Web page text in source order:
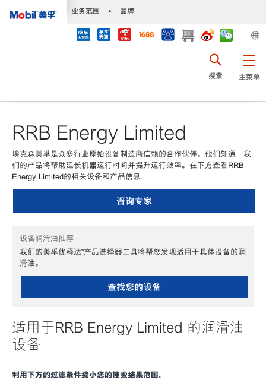
业务范围 • 品牌
主菜单
搜索
RRB Energy Limited
埃克森美孚是众多行业原始设备制造商信赖的合作伙伴。他们知道，我
们的产品将帮助延长机器运行时间并提升运行效率。在下方查看RRB
Energy Limited的相关设备和产品信息.
咨询专家
设备润滑油推荐
我们的美孚优释达℠产品选择器工具将帮您发现适用于具体设备的润
滑油。
查找您的设备
适用于RRB Energy Limited 的润滑油
设备
利用下方的过滤条件缩小您的搜索结果范围。